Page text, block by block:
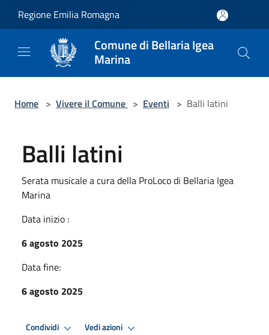
Regione Emilia Romagna
Comune di Bellaria Igea
Marina
Home > Vivere il Comune > Eventi > Balli latini
Balli latini
Serata musicale a cura della ProLoco di Bellaria Igea
Marina
Data inizio :
6 agosto 2025
Data fine:
6 agosto 2025
Condividi Vedi azioni